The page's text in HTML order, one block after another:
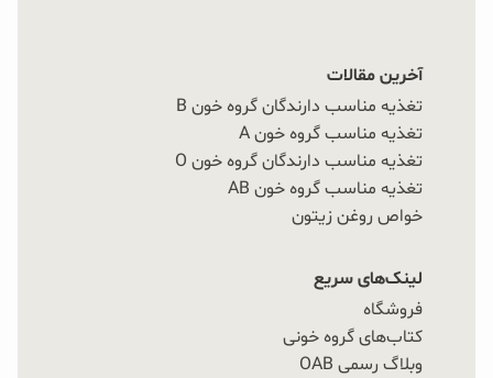
آخرین مقالات
تغذیه مناسب دارندگان گروه خون B
تغذیه مناسب گروه خون A
تغذیه مناسب دارندگان گروه خون O
تغذیه مناسب گروه خون AB
خواص روغن زیتون
لینک‌های سریع
فروشگاه
کتاب‌های گروه خونی
وبلاگ رسمی OAB